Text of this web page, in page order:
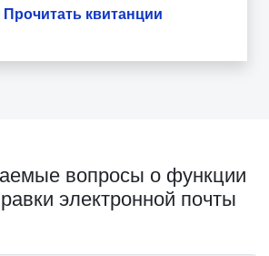
квитанции
вопросы о функции
электронной почты